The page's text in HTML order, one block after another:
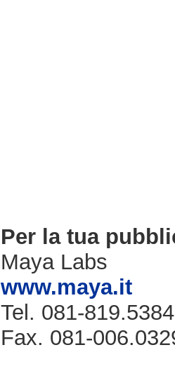
Per la tua
Maya Labs
www.maya.it
Tel. 081-819.5384
Fax. 081-